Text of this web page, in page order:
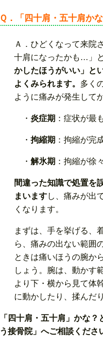
Ｑ．「四十肩・五十肩か
Ａ．ひどくなって来院
十肩になったかも…」
かしたほうがいい」と
よくみられます。 多く
ように痛みが発生して
・ 炎症期 ：症状が最
・ 拘縮期 ：拘縮が完
・ 解氷期 ：拘縮が徐
間違った知識で処置を
まいますし、痛みが出
くなります。
まずは、手を挙げる、
ら、痛みの出ない範囲
ときは痛いほうの腕か
しょう。腕は、動かす
より下・横から見て体
に動かしたり、揉んだ
「四十肩・五十肩」かな
う接骨院」へご相談くださ